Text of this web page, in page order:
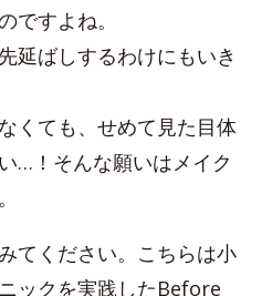
ですよね。
延ばしするわけにもいき
くても、せめて見た目体
…！そんな願いはメイク
てください。こちらは小
ックを実践したBefore